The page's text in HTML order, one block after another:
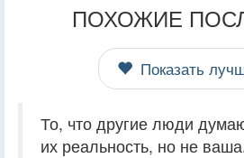
ПОХОЖИЕ
Показать
То, что другие люди
их реальность, но не